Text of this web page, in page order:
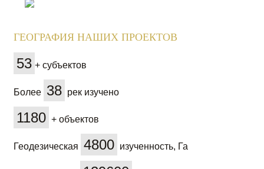
ГЕОГРАФИЯ НАШИХ ПРОЕКТОВ
53 + субъектов
Более 38 рек изучено
1180 + объектов
Геодезическая 4800 изученность, Га